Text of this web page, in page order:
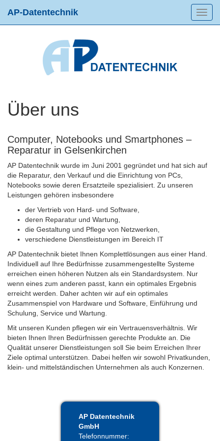
AP-Datentechnik
Über uns
Computer, Notebooks und Smartphones –
Reparatur in Gelsenkirchen
AP Datentechnik wurde im Juni 2001 gegründet und hat sich auf
die Reparatur, den Verkauf und die Einrichtung von PCs,
Notebooks sowie deren Ersatzteile spezialisiert. Zu unseren
Leistungen gehören insbesondere
der Vertrieb von Hard- und Software,
deren Reparatur und Wartung,
die Gestaltung und Pflege von Netzwerken,
verschiedene Dienstleistungen im Bereich IT
AP Datentechnik bietet Ihnen Komplettlösungen aus einer Hand.
Individuell auf Ihre Bedürfnisse zusammengestellte Systeme
erreichen einen höheren Nutzen als ein Standardsystem. Nur
wenn eines zum anderen passt, kann ein optimales Ergebnis
erreicht werden. Daher achten wir auf ein optimales
Zusammenspiel von Hardware und Software, Einführung und
Schulung, Service und Wartung.
Mit unseren Kunden pflegen wir ein Vertrauensverhältnis. Wir
bieten Ihnen Ihren Bedürfnissen gerechte Produkte an. Die
Qualität unserer Dienstleistungen soll Sie beim Erreichen Ihrer
Ziele optimal unterstützen. Dabei helfen wir sowohl Privatkunden,
klein- und mittelständischen Unternehmen als auch Konzernen.
AP Datentechnik
GmbH
Telefonnummer: